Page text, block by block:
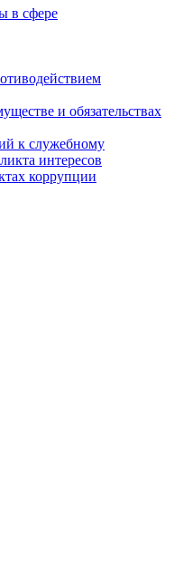
в сфере
и обязательствах
к служебному
интересов
коррупции